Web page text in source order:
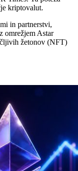
kriptovalut.
in partnerstvi,
omrežjem Astar
žetonov (NFT)